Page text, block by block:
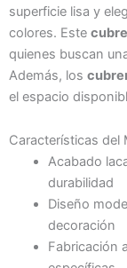
superficie lisa y
colores. Este
quienes buscan
Además, los
el espacio
Características del
Acabado
durabilidad
Diseño
decoración
Fabricación